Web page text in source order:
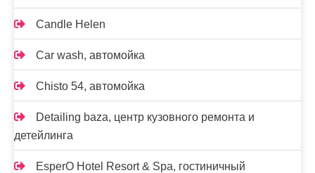
Candle Helen
Car wash, автомойка
Chisto 54, автомойка
Detailing baza, центр кузовного ремонта и
детейлинга
EsperO Hotel Resort & Spa, гостиничный